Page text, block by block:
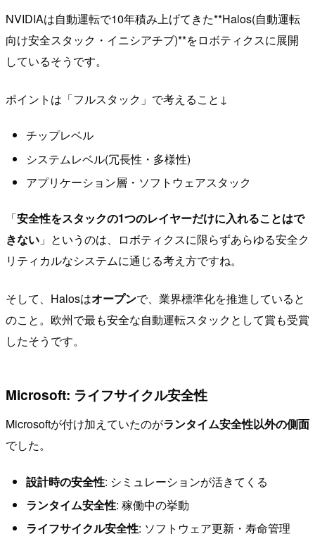
NVIDIAは自動運転で10年積み上げてきた**Halos(自動運転
向け安全スタック・イニシアチブ)**をロボティクスに展開
しているそうです。
ポイントは「フルスタック」で考えること↓
チップレベル
システムレベル(冗長性・多様性)
アプリケーション層・ソフトウェアスタック
「安全性をスタックの1つのレイヤーだけに入れることはで
きない 」というのは、ロボティクスに限らずあらゆる安全ク
リティカルなシステムに通じる考え方ですね。
そして、Halosはオープンで、業界標準化を推進していると
のこと。欧州で最も安全な自動運転スタックとして賞も受賞
したそうです。
Microsoft: ライフサイクル安全性
Microsoftが付け加えていたのがランタイム安全性以外の側面
でした。
設計時の安全性: シミュレーションが活きてくる
ランタイム安全性: 稼働中の挙動
ライフサイクル安全性: ソフトウェア更新・寿命管理